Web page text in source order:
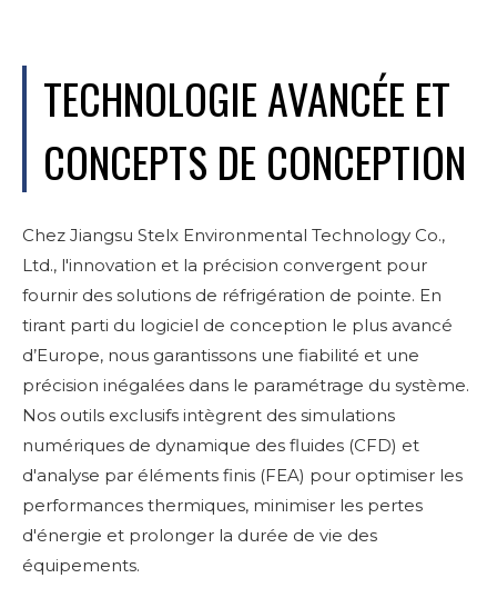
TECHNOLOGIE AVANCÉE ET
CONCEPTS DE CONCEPTION
Chez Jiangsu Stelx Environmental Technology Co.,
Ltd., l'innovation et la précision convergent pour
fournir des solutions de réfrigération de pointe. En
tirant parti du logiciel de conception le plus avancé
d’Europe, nous garantissons une fiabilité et une
précision inégalées dans le paramétrage du système.
Nos outils exclusifs intègrent des simulations
numériques de dynamique des fluides (CFD) et
d'analyse par éléments finis (FEA) pour optimiser les
performances thermiques, minimiser les pertes
d'énergie et prolonger la durée de vie des
équipements.